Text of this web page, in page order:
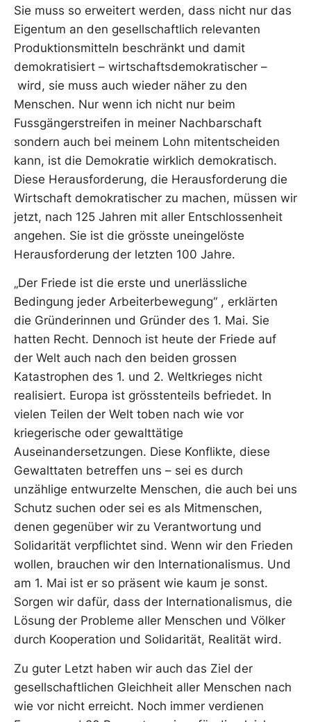
Sie muss so erweitert werden, dass nicht nur das
Eigentum an den gesellschaftlich relevanten
Produktionsmitteln beschränkt und damit
demokratisiert – wirtschaftsdemokratischer –
wird, sie muss auch wieder näher zu den
Menschen. Nur wenn ich nicht nur beim
Fussgängerstreifen in meiner Nachbarschaft
sondern auch bei meinem Lohn mitentscheiden
kann, ist die Demokratie wirklich demokratisch.
Diese Herausforderung, die Herausforderung die
Wirtschaft demokratischer zu machen, müssen wir
jetzt, nach 125 Jahren mit aller Entschlossenheit
angehen. Sie ist die grösste uneingelöste
Herausforderung der letzten 100 Jahre.
„Der Friede ist die erste und unerlässliche
Bedingung jeder Arbeiterbewegung“ , erklärten
die Gründerinnen und Gründer des 1. Mai. Sie
hatten Recht. Dennoch ist heute der Friede auf
der Welt auch nach den beiden grossen
Katastrophen des 1. und 2. Weltkrieges nicht
realisiert. Europa ist grösstenteils befriedet. In
vielen Teilen der Welt toben nach wie vor
kriegerische oder gewalttätige
Auseinandersetzungen. Diese Konflikte, diese
Gewalttaten betreffen uns – sei es durch
unzählige entwurzelte Menschen, die auch bei uns
Schutz suchen oder sei es als Mitmenschen,
denen gegenüber wir zu Verantwortung und
Solidarität verpflichtet sind. Wenn wir den Frieden
wollen, brauchen wir den Internationalismus. Und
am 1. Mai ist er so präsent wie kaum je sonst.
Sorgen wir dafür, dass der Internationalismus, die
Lösung der Probleme aller Menschen und Völker
durch Kooperation und Solidarität, Realität wird.
Zu guter Letzt haben wir auch das Ziel der
gesellschaftlichen Gleichheit aller Menschen nach
wie vor nicht erreicht. Noch immer verdienen